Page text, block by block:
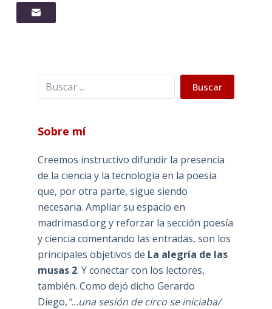
Buscar Buscar
Sobre mí
Creemos instructivo difundir la presencia
de la ciencia y la tecnología en la poesía
que, por otra parte, sigue siendo
necesaria. Ampliar su espacio en
madrimasd.org y reforzar la sección poesía
y ciencia comentando las entradas, son los
principales objetivos de La alegría de las
musas 2. Y conectar con los lectores,
también. Como dejó dicho Gerardo
Diego,"...una sesión de circo se iniciaba/